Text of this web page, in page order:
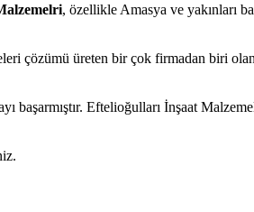
, özellikle Amasya ve yakınları
çözümü üreten bir çok firmadan biri
Eftelioğulları İnşaat